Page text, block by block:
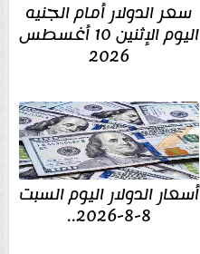
سعر الدولار أمام الجنيه
اليوم الإثنين 10 أغسطس
2026
أسعار الدولار اليوم السبت
8-8-2026..